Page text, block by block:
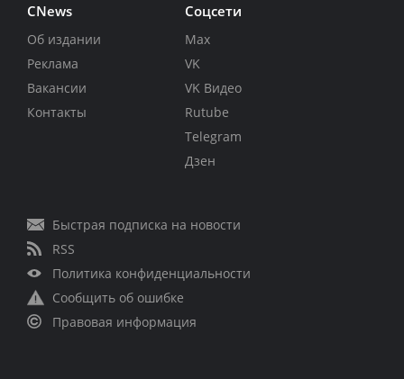
CNews
Об издании
Реклама
Вакансии
Контакты
Соцсети
Max
VK
VK Видео
Rutube
Telegram
Дзен
Быстрая подписка на новости
RSS
Политика конфиденциальности
Сообщить об ошибке
Правовая информация